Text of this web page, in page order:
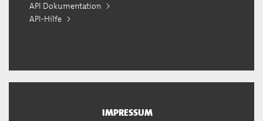
API Dokumentation
API-Hilfe
IMPRESSUM